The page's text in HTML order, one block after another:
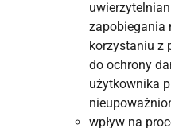
zapobiegania
korzystaniu z
do ochrony
użytkownika
wpływ na